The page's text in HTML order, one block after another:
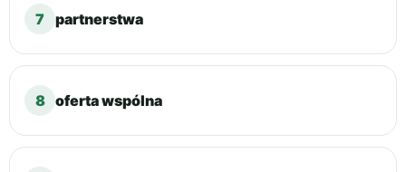
7 partnerstwa
8 oferta wspólna